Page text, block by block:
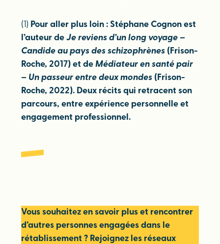
(1) Pour aller plus loin : Stéphane Cognon est
l’auteur de Je reviens d’un long voyage –
Candide au pays des schizophrènes(Frison-
Roche, 2017) et de Médiateur en santé pair
– Un passeur entre deux mondes(Frison-
Roche, 2022). Deux récits qui retracent son
parcours, entre expérience personnelle et
engagement professionnel.
Vous souhaitez en savoir plus et rencontrer
d’autres personnes engagées dans le
rétablissement ? Rejoignez les réseaux